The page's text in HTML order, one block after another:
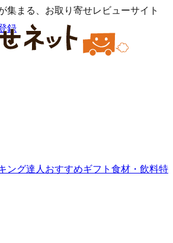
集まる、お取り寄せレビューサイト
録
ング達人おすすめギフト 食材・飲料特